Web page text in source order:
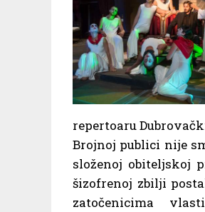
repertoaru
Brojnoj publici nije
složenoj obiteljskoj
šizofrenoj zbilji
zatočenicima